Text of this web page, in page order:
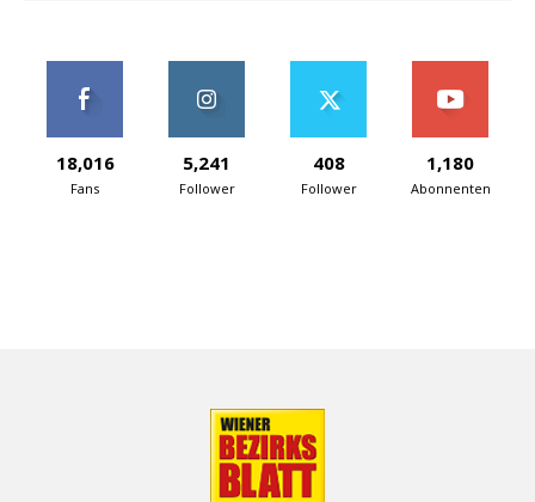
18,016
Fans
5,241
Follower
408
Follower
1,180
Abonnenten